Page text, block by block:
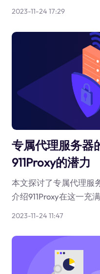
2023-11-24 17:29
专属代理服务器
911Proxy的潜力
本文探讨了专属代理服
介绍911Proxy在这一充
2023-11-24 11:47